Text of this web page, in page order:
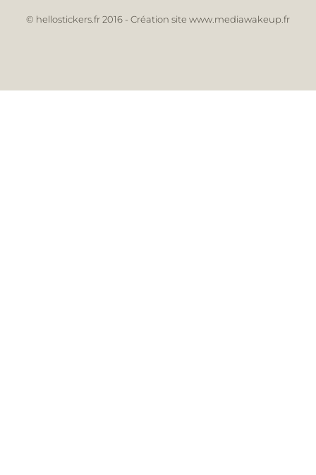
© hellostickers.fr 2016 - Création site www.mediawakeup.fr